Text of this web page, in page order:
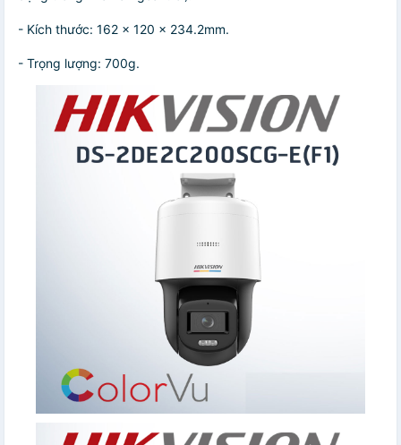
- Kích thước: 162 x 120 x 234.2mm.
- Trọng lượng: 700g.